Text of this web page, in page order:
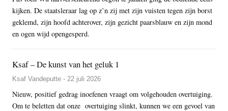
kijken. De staatsleraar lag op z’n zij met zijn vuisten tegen zijn borst
geklemd, zijn hoofd achterover, zijn gezicht paarsblauw en zijn mond
en ogen wijd opengesperd.
Ksaf – De kunst van het geluk 1
Ksaf Vandeputte - 22 juli 2026
Nieuw, positief gedrag inoefenen vraagt om volgehouden overtuiging.
Om te beletten dat onze overtuiging slinkt, kunnen we een gevoel van